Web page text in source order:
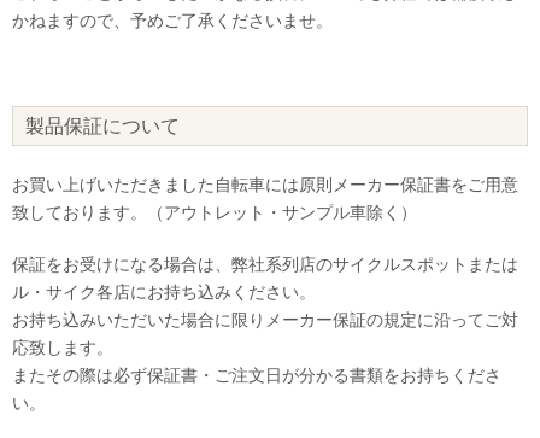
かねますので、予めご了承くださいませ。
製品保証について
お買い上げいただきました自転車には原則メーカー保証書をご用意
致しております。（アウトレット・サンプル車除く）
保証をお受けになる場合は、弊社系列店のサイクルスポットまたは
ル・サイク各店にお持ち込みください。
お持ち込みいただいた場合に限りメーカー保証の規定に沿ってご対
応致します。
またその際は必ず保証書・ご注文日が分かる書類をお持ちくださ
い。